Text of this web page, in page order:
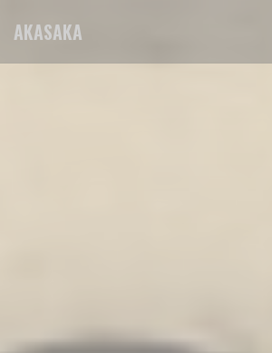
AKASAKA